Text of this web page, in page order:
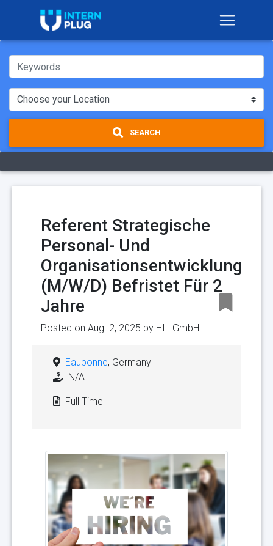
SEARCH
Referent Strategische
Personal- Und
Organisationsentwicklung
(M/W/D) Befristet Für 2
Jahre
Posted on Aug. 2, 2025 by HIL GmbH
Eaubonne, Germany
N/A
Full Time